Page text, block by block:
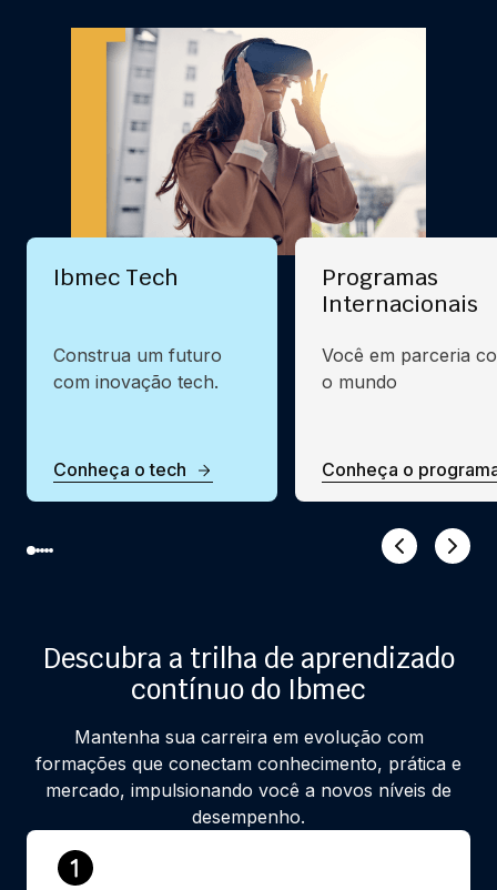
Ibmec Tech
Construa um futuro
com inovação tech.
Conheça o tech
Programas
Internacionais
Você em parceria
o mundo
Conheça o
Descubra a trilha de aprendizado
contínuo do Ibmec
Mantenha sua carreira em evolução com
formações que conectam conhecimento, prática e
mercado, impulsionando você a novos níveis de
desempenho.